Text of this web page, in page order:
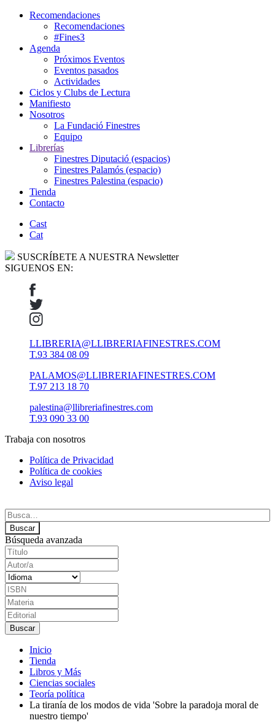
Recomendaciones
Recomendaciones
#Fines3
Agenda
Próximos Eventos
Eventos pasados
Actividades
Ciclos y Clubs de Lectura
Manifiesto
Nosotros
La Fundació Finestres
Equipo
Librerías
Finestres Diputació (espacios)
Finestres Palamós (espacio)
Finestres Palestina (espacio)
Tienda
Contacto
Cast
Cat
SUSCRÍBETE A NUESTRA Newsletter
SIGUENOS EN:
LLIBRERIA@LLIBRERIAFINESTRES.COM
T.93 384 08 09
PALAMOS@LLIBRERIAFINESTRES.COM
T.97 213 18 70
palestina@llibreriafinestres.com
T.93 090 33 00
Trabaja con nosotros
Política de Privacidad
Política de cookies
Aviso legal
Búsqueda avanzada
Inicio
Tienda
Libros y Más
Ciencias sociales
Teoría política
La tiranía de los modos de vida 'Sobre la paradoja moral de
nuestro tiempo'